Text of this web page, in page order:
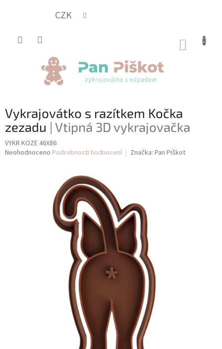
CZK
Vykrajovátko s razítkem Kočka
zezadu | Vtipná 3D vykrajovačka
VYKR KOZE 46X86
Průměrné
Neohodnoceno Podrobnosti hodnocení Značka: Pan Piškot